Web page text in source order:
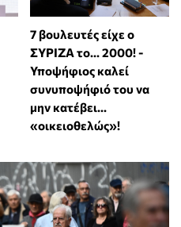
7 βουλευτές είχε ο
ΣΥΡΙΖΑ το... 2000! -
Υποψήφιος καλεί
συνυποψήφιό του να
μην κατέβει...
«οικειοθελώς»!